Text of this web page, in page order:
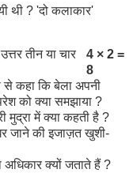
थी ? 'दो कलाकार'
तीन या चार
4 × 2 =
8
से कहा कि बेला अपनी
को क्या समझाया ?
मुद्रा में क्या कहती है ?
जाने की इजाज़त खुशी-
क्यों जताते हैं ?